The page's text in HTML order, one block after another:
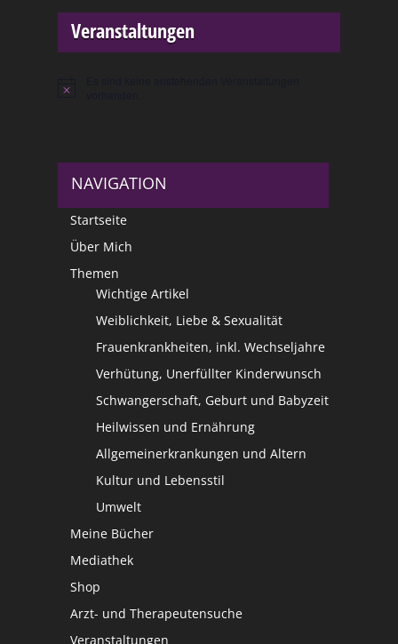
Veranstaltungen
Hinweis
NAVIGATION
Startseite
Über Mich
Themen
Wichtige Artikel
Weiblichkeit, Liebe & Sexualität
Frauenkrankheiten, inkl. Wechseljahre
Verhütung, Unerfüllter Kinderwunsch
Schwangerschaft, Geburt und Babyzeit
Heilwissen und Ernährung
Allgemeinerkrankungen und Altern
Kultur und Lebensstil
Umwelt
Meine Bücher
Mediathek
Shop
Arzt- und Therapeutensuche
Veranstaltungen